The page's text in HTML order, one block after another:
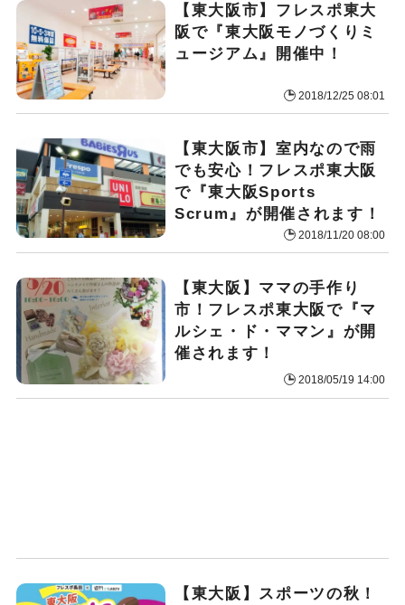
【東大阪市】フレスポ東大
阪で『東大阪モノづくりミ
ュージアム』開催中！
2018/12/25 08:01
【東大阪市】室内なので雨
でも安心！フレスポ東大阪
で『東大阪Sports
Scrum』が開催されます！
2018/11/20 08:00
【東大阪】ママの手作り
市！フレスポ東大阪で『マ
ルシェ・ド・ママン』が開
催されます！
2018/05/19 14:00
【東大阪】スポーツの秋！